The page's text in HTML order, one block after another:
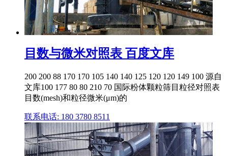
目数与微米对照表 百度文库
200 200 88 170 170 105 140 140 125 120 120 149 100 源自
文库100 177 80 80 210 70 国际粉体颗粒筛目粒径对照表
目数(mesh)和粒径微米(μm)的
联系电话: 180 3780 8511